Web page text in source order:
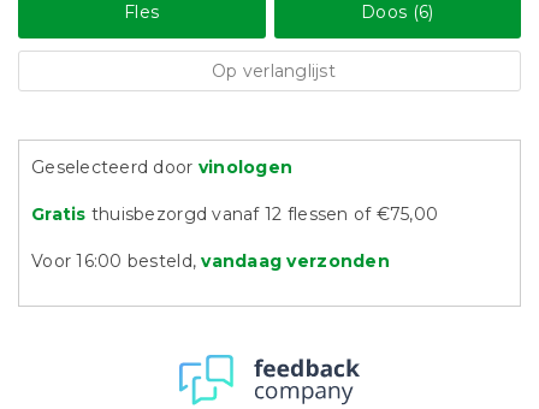
Fles Doos (6)
Op verlanglijst
Geselecteerd door vinologen
Gratis thuisbezorgd vanaf 12 flessen of €75,00
Voor 16:00 besteld,vandaag verzonden